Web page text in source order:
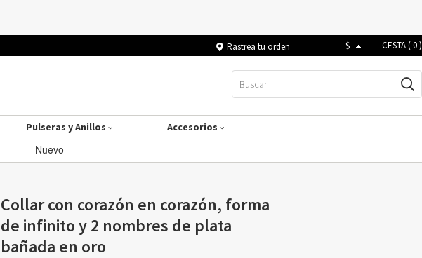
Rastrea tu orden $ CESTA (0)
Pulseras y Anillos
Accesorios
Nuevo
Collar con corazón en corazón, forma
de infinito y 2 nombres de plata
bañada en oro